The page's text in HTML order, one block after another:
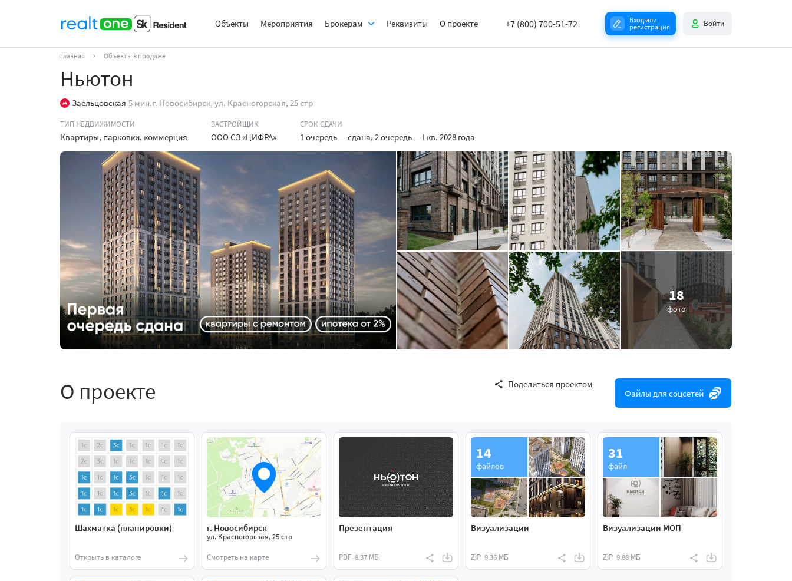
Объекты Мероприятия Брокерам Реквизиты О проекте +7 (800) 700-51-72
Вход или
регистрация
Войти
Главная Объекты в продаже
Ньютон
Заельцовская 5 мин.г. Новосибирск, ул. Красногорская, 25 стр
ТИП НЕДВИЖИМОСТИ
Квартиры, парковки, коммерция
ЗАСТРОЙЩИК
ООО СЗ «ЦИФРА»
СРОК СДАЧИ
1 очередь — сдана, 2 очередь — I кв. 2028 года
18
фото
О проекте
Поделиться проектом
Файлы для соцсетей
Шахматка (планировки)
Открыть в каталоге
г. Новосибирск
ул. Красногорская, 25 стр
Смотреть на карте
Презентация
PDF 8.37 МБ
14
файлов
Визуализации
ZIP 9.36 МБ
31
файл
Визуализации МОП
ZIP 9.88 МБ